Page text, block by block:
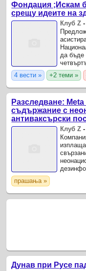
Фондация ;Искам
срещу идеите на
Клуб Z -
да бъде
бебе".
4 вести » +2 теми »
Разследване:
съдържание с
антиваксърски
Клуб Z -
прашања »
Дунав при Русе